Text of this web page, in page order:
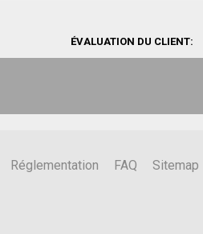
ÉVALUATION DU CLIENT:
Réglementation FAQ Sitemap